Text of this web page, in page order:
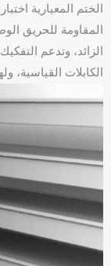
الختم المعيارية
الزائد، وتدعم
الكابلات القياسية،